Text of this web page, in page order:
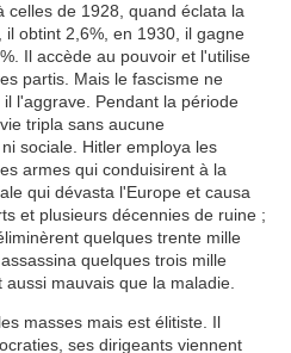
celles de 1928, quand éclata la
obtint 2,6%, en 1930, il gagne
Il accède au pouvoir et l'utilise
partis. Mais le fascisme ne
l'aggrave. Pendant la période
tripla sans aucune
sociale. Hitler employa les
armes qui conduisirent à la
qui dévasta l'Europe et causa
et plusieurs décennies de ruine ;
quelques trente mille
quelques trois mille
mauvais que la maladie.
masses mais est élitiste. Il
ses dirigeants viennent